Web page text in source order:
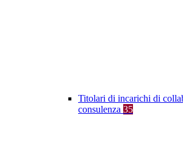
Titolari di incarichi di
consulenza 35